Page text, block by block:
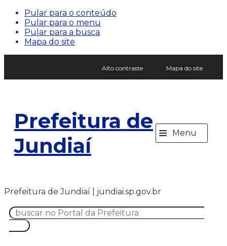
Pular para o conteúdo
Pular para o menu
Pular para a busca
Mapa do site
Alto contraste Mapa do site
Prefeitura de
Jundiaí
≡ Menu
Prefeitura de Jundiaí | jundiai.sp.gov.br